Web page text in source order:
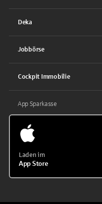
Deka
Jobbörse
Cockpit Immobilie
App Sparkasse
Laden im
App Store